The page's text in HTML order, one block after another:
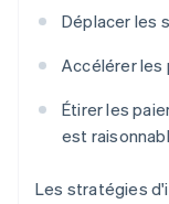
Déplacer les
Accélérer les
Étirer les
est
Les stratégies